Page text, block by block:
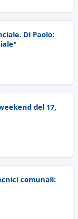
Di Paolo:
del 17,
comunali: